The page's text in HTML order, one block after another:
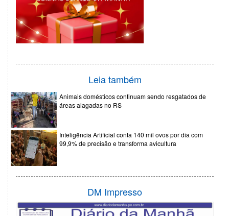
Leia também
Animais domésticos continuam sendo resgatados de
áreas alagadas no RS
Inteligência Artificial conta 140 mil ovos por dia com
99,9% de precisão e transforma avicultura
DM Impresso